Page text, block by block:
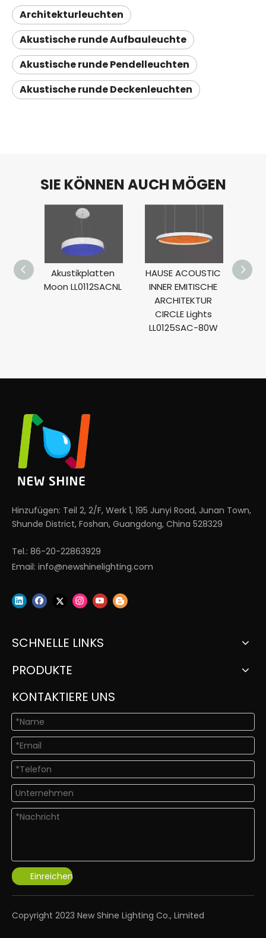
Architekturleuchten
Akustische runde Aufbauleuchte
Akustische runde Pendelleuchten
Akustische runde Deckenleuchten
SIE KÖNNEN AUCH MÖGEN
Akustikplatten
Moon LL0112SACNL
HAUSE ACOUSTIC
INNER EMITISCHE
ARCHITEKTUR
CIRCLE Lights
LL0125SAC-80W
Hinzufügen: Teil 2, 2/F, Werk 1, 195 Junyi Road, Junan Town,
Shunde District, Foshan, Guangdong, China 528329
Tel.: 86-20-22863929
Email: info@newshinelighting.com
SCHNELLE LINKS
PRODUKTE
KONTAKTIERE UNS
Einreichen
​Copyright 2023 New Shine Lighting Co., Limited